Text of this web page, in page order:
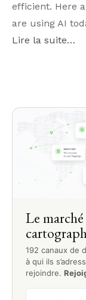
efficient. Here
are using AI
Lire la suite…
Le
192 canaux de
à qui ils
rejoindre.